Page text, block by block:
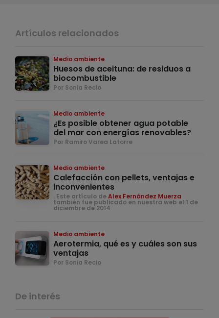
Artículos relacionados
Medio ambiente
Huesos de aceituna: de residuos a
biocombustible
Por Sonia Recio
Medio ambiente
¿Es posible obtener agua potable
del mar con energías renovables?
Por Ramiro Varea Latorre
Medio ambiente
Calefacción con pellets, ventajas e
inconvenientes
. Este artículo deAlex Fernández Muerza
también fue publicado en nuestra web el 1 de
diciembre de 2014
Medio ambiente
Aerotermia, qué es y cuáles son sus
ventajas
Por Sonia Recio
De interés